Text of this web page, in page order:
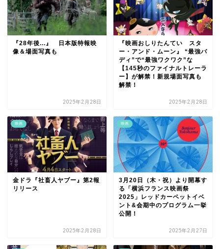
『28年後...』 日本版特報映
像＆場面写真も
2025年2月28日
『映画おしりたんてい スタ
ー・アンド・ムーン』 “最強バ
ディ”で“最強ワクワク”な
【145秒のファイナルトレーラ
ー】が解禁！新規場面写真も
解禁！
2025年2月28日
映画
金ドラ『社畜人ヤブー』第2報
リリース
2025年2月28日
映画
3月20日（木・祝）より開幕す
る「横浜フランス映画祭
2025」レッドカーペットイベ
ント&会期中のプログラム一挙
公開！
2025年2月27日